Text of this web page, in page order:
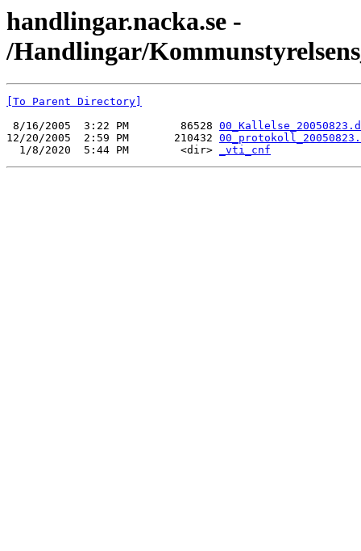
handlingar.nacka.se -
/Handlingar/
[To Parent Directory]
8/16/2005  3:22 PM        86528
12/20/2005  2:59 PM       210432
  1/8/2020  5:44 PM        <dir>
_vti_cnf